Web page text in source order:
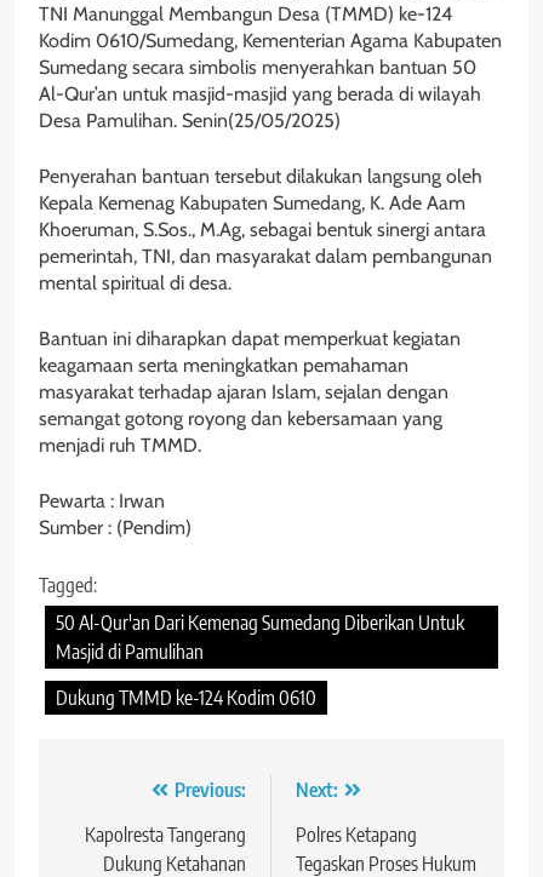
TNI Manunggal Membangun Desa (TMMD) ke-124
Kodim 0610/Sumedang, Kementerian Agama Kabupaten
Sumedang secara simbolis menyerahkan bantuan 50
Al-Qur’an untuk masjid-masjid yang berada di wilayah
Desa Pamulihan. Senin(25/05/2025)
Penyerahan bantuan tersebut dilakukan langsung oleh
Kepala Kemenag Kabupaten Sumedang, K. Ade Aam
Khoeruman, S.Sos., M.Ag, sebagai bentuk sinergi antara
pemerintah, TNI, dan masyarakat dalam pembangunan
mental spiritual di desa.
Bantuan ini diharapkan dapat memperkuat kegiatan
keagamaan serta meningkatkan pemahaman
masyarakat terhadap ajaran Islam, sejalan dengan
semangat gotong royong dan kebersamaan yang
menjadi ruh TMMD.
Pewarta : Irwan
Sumber : (Pendim)
Tagged:
50 Al-Qur'an Dari Kemenag Sumedang Diberikan Untuk
Masjid di Pamulihan
Dukung TMMD ke-124 Kodim 0610
Navigasi
pos
Previous:
Kapolresta Tangerang
Dukung Ketahanan
Next:
Polres Ketapang
Tegaskan Proses Hukum